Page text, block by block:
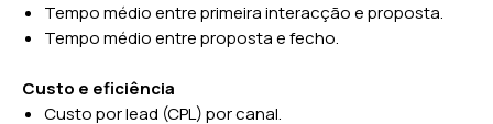
Tempo médio entre primeira interacção e proposta.
Tempo médio entre proposta e fecho.
Custo e eficiência
Custo por lead (CPL) por canal.